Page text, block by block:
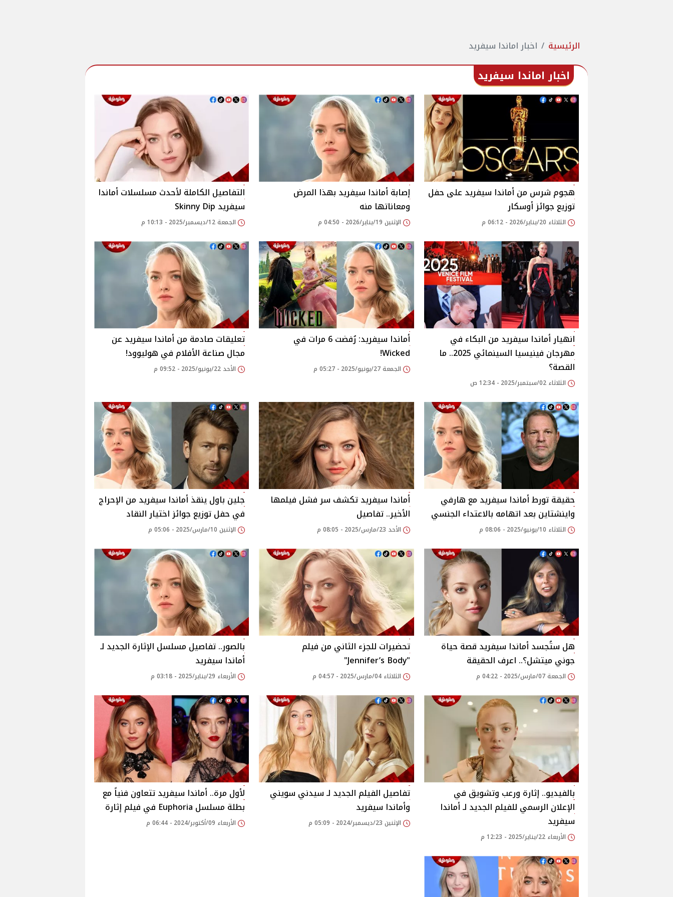
الرئيسية اخبار اماندا سيفريد
اخبار اماندا سيفريد
هجوم شرس من أماندا سيفريد على حفل
توزيع جوائز أوسكار
الثلاثاء 20/يناير/2026 - 06:12 م
إصابة أماندا سيفريد بهذا المرض
ومعاناتها منه
الإثنين 19/يناير/2026 - 04:50 م
التفاصيل الكاملة لأحدث مسلسلات أماندا
سيفريد Skinny Dip
الجمعة 12/ديسمبر/2025 - 10:13 م
انهيار أماندا سيفريد من البكاء في
مهرجان فينيسيا السينمائي 2025.. ما
القصة؟
الثلاثاء 02/سبتمبر/2025 - 12:34 ص
أماندا سيفريد: رُفضت 6 مرات في
Wicked!
الجمعة 27/يونيو/2025 - 05:27 م
تعليقات صادمة من أماندا سيفريد عن
مجال صناعة الأفلام في هوليوود!
الأحد 22/يونيو/2025 - 09:52 م
حقيقة تورط أماندا سيفريد مع هارفي
واينشتاين بعد اتهامه بالاعتداء الجنسي
الثلاثاء 10/يونيو/2025 - 08:06 م
أماندا سيفريد تكشف سر فشل فيلمها
الأخير.. تفاصيل
الأحد 23/مارس/2025 - 08:05 م
جلين باول ينقذ أماندا سيفريد من الإحراج
في حفل توزيع جوائز اختيار النقاد
الإثنين 10/مارس/2025 - 05:06 م
هل ستُجسد أماندا سيفريد قصة حياة
جوني ميتشل؟.. اعرف الحقيقة
الجمعة 07/مارس/2025 - 04:22 م
تحضيرات للجزء الثاني من فيلم
"Jennifer’s Body"
الثلاثاء 04/مارس/2025 - 04:57 م
بالصور.. تفاصيل مسلسل الإثارة الجديد لـ
أماندا سيفريد
الأربعاء 29/يناير/2025 - 03:18 م
بالفيديو.. إثارة ورعب وتشويق في
الإعلان الرسمي للفيلم الجديد لـ أماندا
سيفريد
الأربعاء 22/يناير/2025 - 12:23 م
تفاصيل الفيلم الجديد لـ سيدني سويني
وأماندا سيفريد
الإثنين 23/ديسمبر/2024 - 05:09 م
لأول مرة.. أماندا سيفريد تتعاون فنياً مع
بطلة مسلسل Euphoria في فيلم إثارة
الأربعاء 09/أكتوبر/2024 - 06:44 م